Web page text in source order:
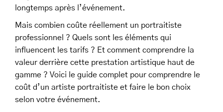
longtemps après l’événement.
Mais combien coûte réellement un portraitiste
professionnel ? Quels sont les éléments qui
influencent les tarifs ? Et comment comprendre la
valeur derrière cette prestation artistique haut de
gamme ? Voici le guide complet pour comprendre le
coût d’un artiste portraitiste et faire le bon choix
selon votre événement.